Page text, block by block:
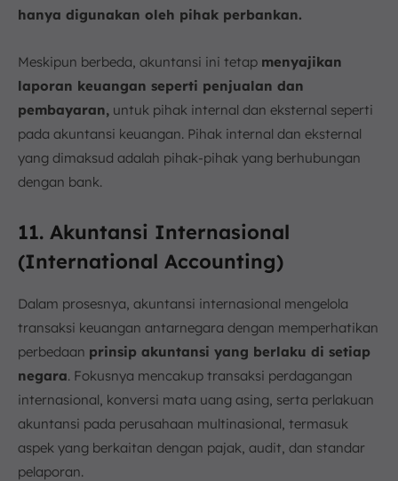
hanya digunakan oleh pihak perbankan.
Meskipun berbeda, akuntansi ini tetap menyajikan
laporan keuangan seperti penjualan dan
pembayaran, untuk pihak internal dan eksternal seperti
pada akuntansi keuangan. Pihak internal dan eksternal
yang dimaksud adalah pihak-pihak yang berhubungan
dengan bank.
11. Akuntansi Internasional
(International Accounting)
Dalam prosesnya, akuntansi internasional mengelola
transaksi keuangan antarnegara dengan memperhatikan
perbedaan prinsip akuntansi yang berlaku di setiap
negara. Fokusnya mencakup transaksi perdagangan
internasional, konversi mata uang asing, serta perlakuan
akuntansi pada perusahaan multinasional, termasuk
aspek yang berkaitan dengan pajak, audit, dan standar
pelaporan.